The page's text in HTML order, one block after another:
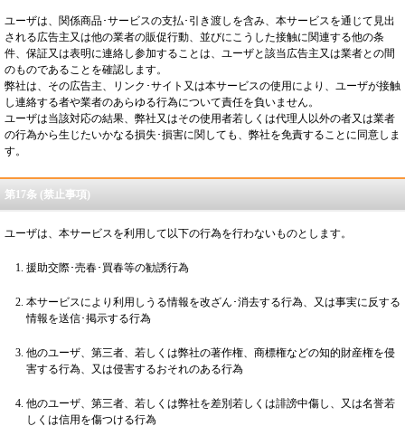
ユーザは、関係商品･サービスの支払･引き渡しを含み、本サービスを通じて見出
される広告主又は他の業者の販促行動、並びにこうした接触に関連する他の条
件、保証又は表明に連絡し参加することは、ユーザと該当広告主又は業者との間
のものであることを確認します。
弊社は、その広告主、リンク･サイト又は本サービスの使用により、ユーザが接触
し連絡する者や業者のあらゆる行為について責任を負いません。
ユーザは当該対応の結果、弊社又はその使用者若しくは代理人以外の者又は業者
の行為から生じたいかなる損失･損害に関しても、弊社を免責することに同意しま
す。
第17条 (禁止事項)
ユーザは、本サービスを利用して以下の行為を行わないものとします。
援助交際･売春･買春等の勧誘行為
本サービスにより利用しうる情報を改ざん･消去する行為、又は事実に反する
情報を送信･掲示する行為
他のユーザ、第三者、若しくは弊社の著作権、商標権などの知的財産権を侵
害する行為、又は侵害するおそれのある行為
他のユーザ、第三者、若しくは弊社を差別若しくは誹謗中傷し、又は名誉若
しくは信用を傷つける行為